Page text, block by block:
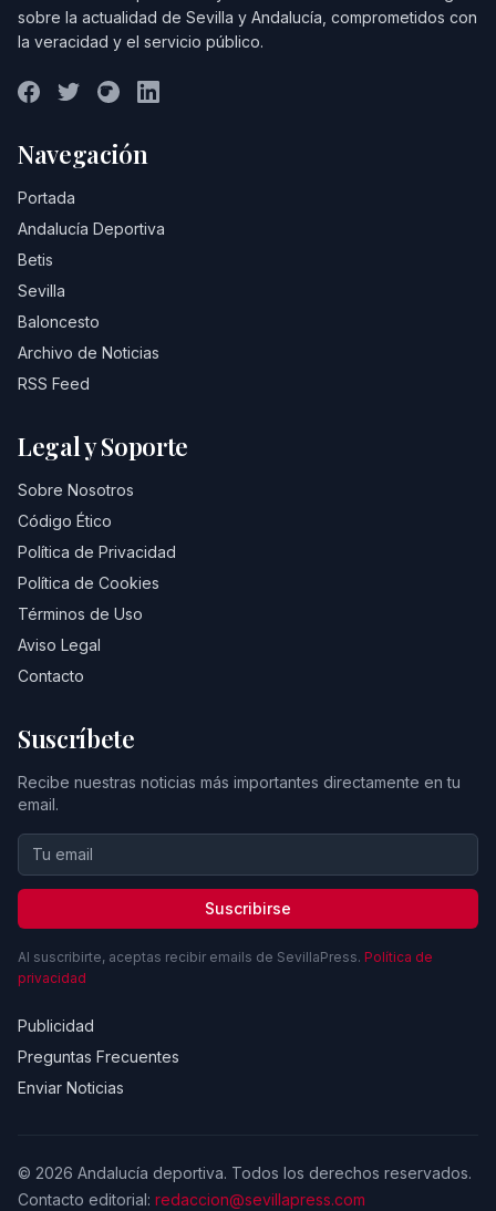
sobre la actualidad de Sevilla y Andalucía, comprometidos con
la veracidad y el servicio público.
Navegación
Portada
Andalucía Deportiva
Betis
Sevilla
Baloncesto
Archivo de Noticias
RSS Feed
Legal y Soporte
Sobre Nosotros
Código Ético
Política de Privacidad
Política de Cookies
Términos de Uso
Aviso Legal
Contacto
Suscríbete
Recibe nuestras noticias más importantes directamente en tu
email.
Suscribirse
Al suscribirte, aceptas recibir emails de SevillaPress. Política de
privacidad
Publicidad
Preguntas Frecuentes
Enviar Noticias
© 2026 Andalucía deportiva. Todos los derechos reservados.
Contacto editorial: redaccion@sevillapress.com